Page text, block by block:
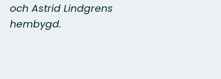
och Astrid Lindgrens
hembygd.